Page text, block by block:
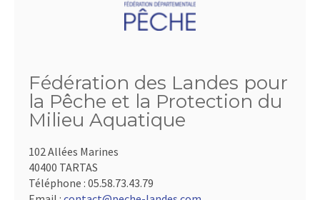
Fédération des Landes pour
la Pêche et la Protection du
Milieu Aquatique
102 Allées Marines
40400 TARTAS
Téléphone : 05.58.73.43.79